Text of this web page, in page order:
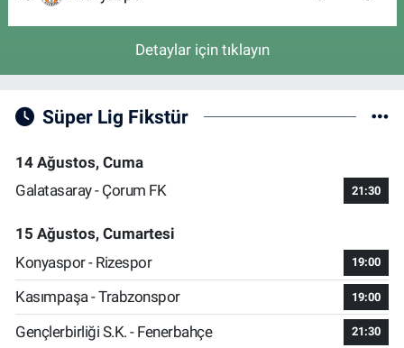
Detaylar için tıklayın
Süper Lig Fikstür
14 Ağustos, Cuma
Galatasaray - Çorum FK
21:30
15 Ağustos, Cumartesi
Konyaspor - Rizespor
19:00
Kasımpaşa - Trabzonspor 19:00
Gençlerbirliği S.K. - Fenerbahçe 21:30